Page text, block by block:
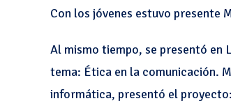
Con los jóvenes estuvo presente
Al mismo tiempo, se presentó en
tema: Ética en la comunicación.
informática, presentó el